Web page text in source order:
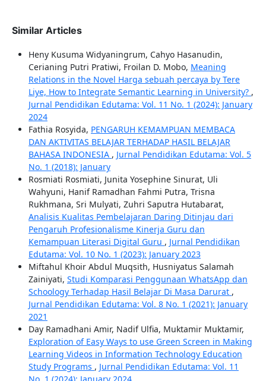
Similar Articles
Heny Kusuma Widyaningrum, Cahyo Hasanudin,
Cerianing Putri Pratiwi, Froilan D. Mobo, Meaning
Relations in the Novel Harga sebuah percaya by Tere
Liye, How to Integrate Semantic Learning in University? ,
Jurnal Pendidikan Edutama: Vol. 11 No. 1 (2024): January
2024
Fathia Rosyida, PENGARUH KEMAMPUAN MEMBACA
DAN AKTIVITAS BELAJAR TERHADAP HASIL BELAJAR
BAHASA INDONESIA , Jurnal Pendidikan Edutama: Vol. 5
No. 1 (2018): January
Rosmiati Rosmiati, Junita Yosephine Sinurat, Uli
Wahyuni, Hanif Ramadhan Fahmi Putra, Trisna
Rukhmana, Sri Mulyati, Zuhri Saputra Hutabarat,
Analisis Kualitas Pembelajaran Daring Ditinjau dari
Pengaruh Profesionalisme Kinerja Guru dan
Kemampuan Literasi Digital Guru , Jurnal Pendidikan
Edutama: Vol. 10 No. 1 (2023): January 2023
Miftahul Khoir Abdul Muqsith, Husniyatus Salamah
Zainiyati, Studi Komparasi Penggunaan WhatsApp dan
Schoology Terhadap Hasil Belajar Di Masa Darurat ,
Jurnal Pendidikan Edutama: Vol. 8 No. 1 (2021): January
2021
Day Ramadhani Amir, Nadif Ulfia, Muktamir Muktamir,
Exploration of Easy Ways to use Green Screen in Making
Learning Videos in Information Technology Education
Study Programs , Jurnal Pendidikan Edutama: Vol. 11